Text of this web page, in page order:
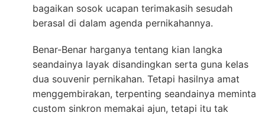
bagaikan sosok ucapan terimakasih sesudah
berasal di dalam agenda pernikahannya.
Benar-Benar harganya tentang kian langka
seandainya layak disandingkan serta guna kelas
dua souvenir pernikahan. Tetapi hasilnya amat
menggembirakan, terpenting seandainya meminta
custom sinkron memakai ajun, tetapi itu tak